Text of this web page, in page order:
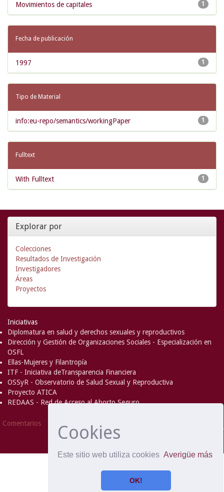
Cookies
Este sitio web utiliza cookies Averigüe más
OK!
1
Movimientos de capitales
Fecha de publicación
1
1997
Tipo de Material
1
info:eu-repo/semantics/workingPaper
Fulltext
1
With Fulltext
Explorar por
Colecciones
Resultados de Investigación
Investigadores
Áreas
Proyectos
Iniciativas
Diplomatura en salud y derechos sexuales y reproductivos
Dirección y Gestión de Organizaciones Sociales - Especialización en
OSFL
Ellas-Mujeres y Filantropía
ITF - Iniciativa deTransparencia Financiera
OSSyR - Observatorio de Salud Sexual y Reproductiva
Proyecto ATICA
REDAAS - Red de Acceso al Aborto Seguro
Comentarios
2008 MITandHewlett-Packard
- Extensión mantenida y